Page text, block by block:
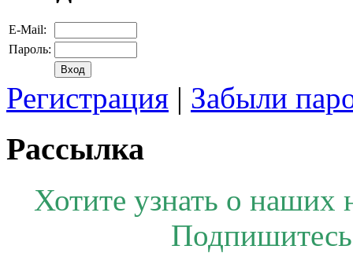
E-Mail:
Пароль:
Регистрация | Забыли
Рассылка
Хотите узнать о наших